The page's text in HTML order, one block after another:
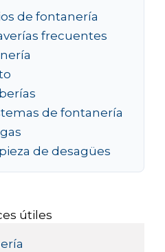
de fontanería
frecuentes
de fontanería
de desagües
útiles